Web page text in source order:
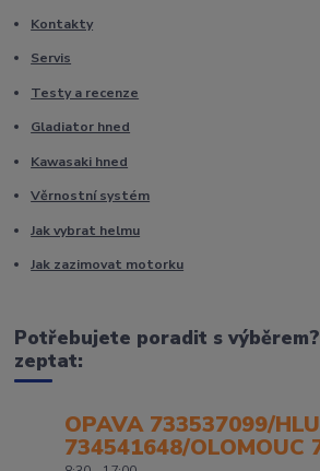
Kontakty
Servis
Testy a recenze
Gladiator hned
Kawasaki hned
Věrnostní systém
Jak vybrat helmu
Jak zazimovat motorku
Potřebujete poradit s
zeptat:
OPAVA 733537099/
734541648/OLOMOUC